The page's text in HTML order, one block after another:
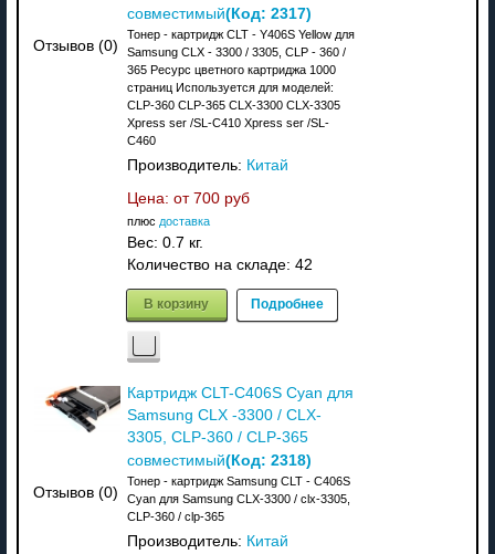
Отзывов (0)
совместимый(Код: 2317)
Тонер - картридж CLT - Y406S Yellow для
Samsung CLX - 3300 / 3305, CLP - 360 /
365 Ресурс цветного картриджа 1000
страниц Используется для моделей:
CLP-360 CLP-365 CLX-3300 CLX-3305
Xpress ser /SL-C410 Xpress ser /SL-
C460
Производитель: Китай
Цена: от 700 руб
плюс доставка
Вес: 0.7 кг.
Количество на складе: 42
В корзину Подробнее
Отзывов (0)
Картридж CLT-C406S Cyan для
Samsung CLX -3300 / CLX-
3305, CLP-360 / CLP-365
совместимый(Код: 2318)
Тонер - картридж Samsung CLT - C406S
Cyan для Samsung CLX-3300 / clx-3305,
CLP-360 / clp-365
Производитель: Китай